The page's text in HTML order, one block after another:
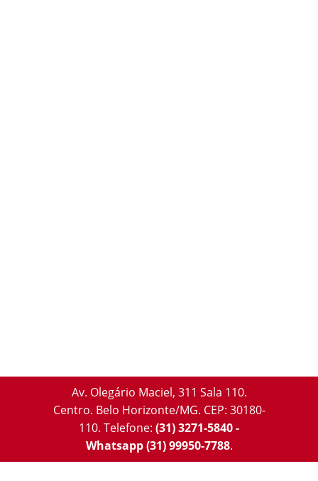
Av. Olegário Maciel, 311 Sala 110.
Centro. Belo Horizonte/MG. CEP: 30180-
110. Telefone: (31) 3271-5840 -
Whatsapp (31) 99950-7788.